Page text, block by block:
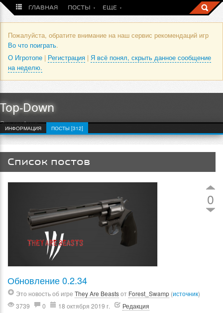
ГЛАВНАЯ ПОСТЫ ЕЩЕ
Пожалуйста, обратите внимание на наш сервис рекомендаций игр
Во что поиграть.
О Игротопе | Регистрация | Я всё понял, скрыть данное сообщение
на неделю.
Top-Down
Это графика
ИНФОРМАЦИЯ ПОСТЫ [312]
Список постов
0
Обновление 0.2.34
Это новость об игре They Are Beastsот Forest_Swamp (источник)
3739
0 18 октября 2019 г. Редакция